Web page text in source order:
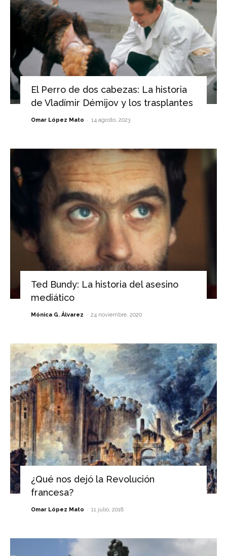
El Perro de dos cabezas: La historia
de Vladímir Démijov y los trasplantes
Omar López Mato - 14 agosto, 2023
Ted Bundy: La historia del asesino
mediático
Mónica G. Álvarez - 24 noviembre, 2020
¿Qué nos dejó la Revolución
francesa?
Omar López Mato - 11 julio, 2018